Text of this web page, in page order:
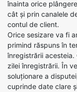
înainta orice
cât și prin canalele
contul de client.
Orice sesizare va fi
primind răspuns în
înregistrării
zilei înregistrării. În
soluționare a
cuprinde date clare